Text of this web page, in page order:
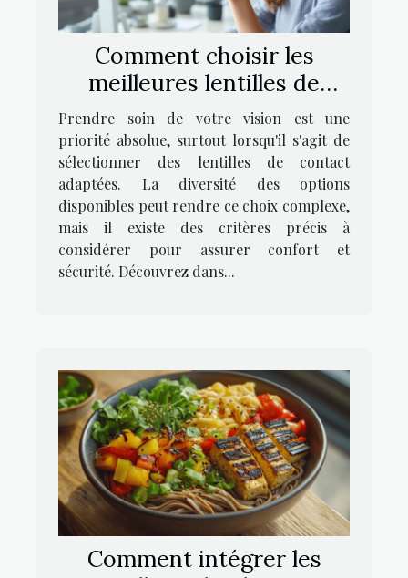
Comment choisir les
meilleures lentilles de
contact pour vos yeux ?
Prendre soin de votre vision est une
priorité absolue, surtout lorsqu'il s'agit de
sélectionner des lentilles de contact
adaptées. La diversité des options
disponibles peut rendre ce choix complexe,
mais il existe des critères précis à
considérer pour assurer confort et
sécurité. Découvrez dans...
Comment intégrer les